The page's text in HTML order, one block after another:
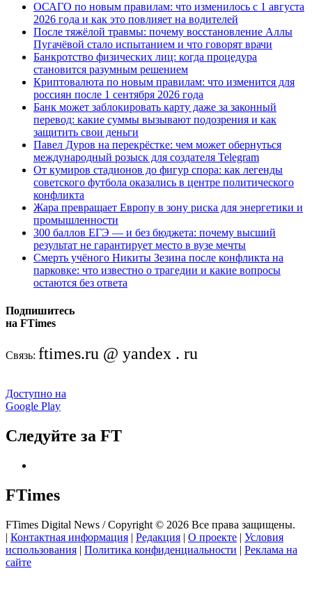
ОСАГО по новым правилам: что изменилось с 1 августа
2026 года и как это повлияет на водителей
После тяжёлой травмы: почему восстановление Аллы
Пугачёвой стало испытанием и что говорят врачи
Банкротство физических лиц: когда процедура
становится разумным решением
Криптовалюта по новым правилам: что изменится для
россиян после 1 сентября 2026 года
Банк может заблокировать карту даже за законный
перевод: какие суммы вызывают подозрения и как
защитить свои деньги
Павел Дуров на перекрёстке: чем может обернуться
международный розыск для создателя Telegram
От кумиров стадионов до фигур спора: как легенды
советского футбола оказались в центре политического
конфликта
Жара превращает Европу в зону риска для энергетики и
промышленности
300 баллов ЕГЭ — и без бюджета: почему высший
результат не гарантирует место в вузе мечты
Смерть учёного Никиты Зезина после конфликта на
парковке: что известно о трагедии и какие вопросы
остаются без ответа
Подпишитесь
на FTimes
Связь: ftimes.ru @ yandex . ru
Доступно на
Google Play
Следуйте за FT
FTimes
FTimes Digital News / Copyright © 2026 Все права защищены.
| Контактная информация | Редакция | О проекте | Условия
использования | Политика конфиденциальности | Реклама на
сайте